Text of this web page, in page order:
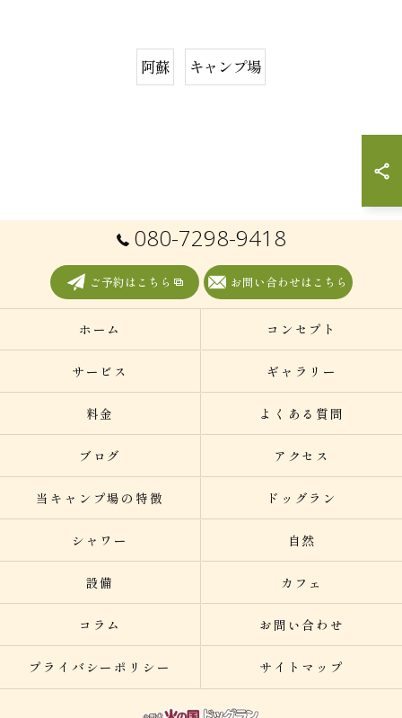
阿蘇 キャンプ場
080-7298-9418
ご予約はこちら お問い合わせはこちら
ホーム コンセプト
サービス ギャラリー
料金 よくある質問
ブログ アクセス
当キャンプ場の特徴 ドッグラン
シャワー 自然
設備 カフェ
コラム お問い合わせ
プライバシーポリシー サイトマップ